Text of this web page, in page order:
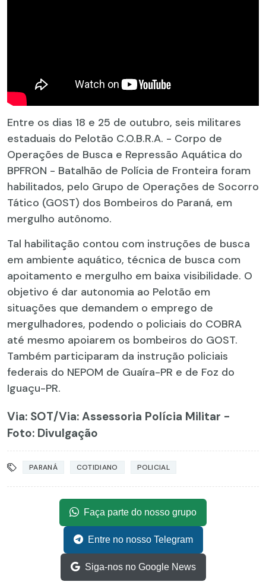
Entre os dias 18 e 25 de outubro, seis militares
estaduais do Pelotão C.O.B.R.A. - Corpo de
Operações de Busca e Repressão Aquática do
BPFRON - Batalhão de Polícia de Fronteira foram
habilitados, pelo Grupo de Operações de Socorro
Tático (GOST) dos Bombeiros do Paraná, em
mergulho autônomo.
Tal habilitação contou com instruções de busca
em ambiente aquático, técnica de busca com
apoitamento e mergulho em baixa visibilidade. O
objetivo é dar autonomia ao Pelotão em
situações que demandem o emprego de
mergulhadores, podendo o policiais do COBRA
até mesmo apoiarem os bombeiros do GOST.
Também participaram da instrução policiais
federais do NEPOM de Guaíra-PR e de Foz do
Iguaçu-PR.
Via: SOT/Via: Assessoria Polícia Militar -
Foto: Divulgação
PARANÁ COTIDIANO POLICIAL
Faça parte do nosso grupo
Entre no nosso Telegram
Siga-nos no Google News